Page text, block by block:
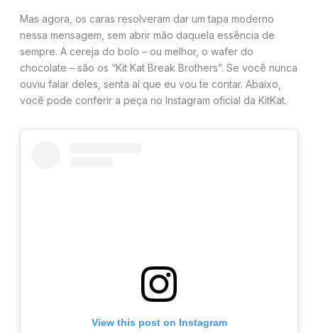
Mas agora, os caras resolveram dar um tapa moderno
nessa mensagem, sem abrir mão daquela essência de
sempre. A cereja do bolo – ou melhor, o wafer do
chocolate – são os “Kit Kat Break Brothers”. Se você nunca
ouviu falar deles, senta aí que eu vou te contar. Abaixo,
você pode conferir a peça no Instagram oficial da KitKat.
View this post on Instagram